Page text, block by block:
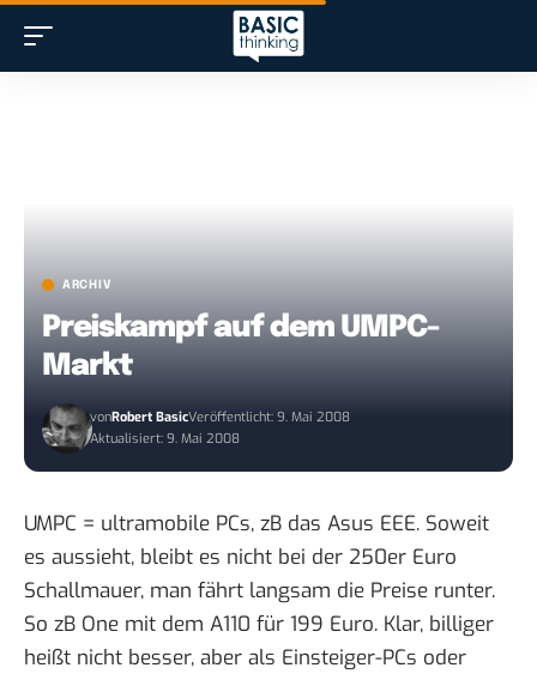
ARCHIV
Preiskampf auf dem UMPC-
Markt
vonRobert BasicVeröffentlicht: 9. Mai 2008
Aktualisiert: 9. Mai 2008
UMPC = ultramobile PCs, zB das Asus EEE. Soweit
es aussieht, bleibt es nicht bei der 250er Euro
Schallmauer, man fährt langsam die Preise runter.
So zB One mit dem A110 für 199 Euro. Klar, billiger
heißt nicht besser, aber als Einsteiger-PCs oder